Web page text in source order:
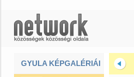
GYULA KÉPGALÉRIÁI